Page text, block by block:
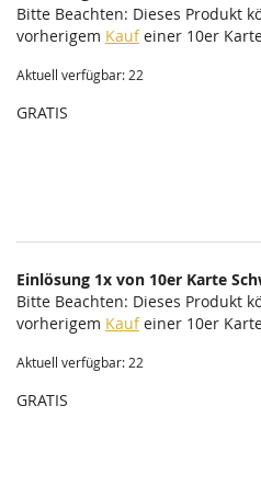
Bitte Beachten: Dieses Produkt
vorherigem Kaufeiner 10er
Aktuell verfügbar: 22
GRATIS
Einlösung 1x von 10er Karte
Bitte Beachten: Dieses Produkt
vorherigem Kaufeiner 10er
Aktuell verfügbar: 22
GRATIS